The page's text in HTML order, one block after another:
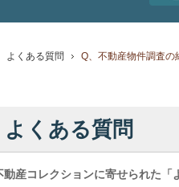
よくある質問 Q、不動産物件調査の
よくある質問
動産コレクションに寄せられた「